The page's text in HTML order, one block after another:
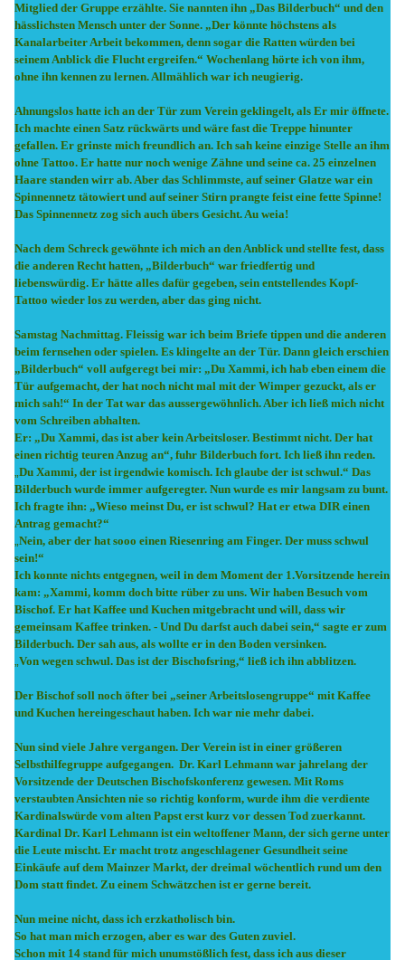
Mitglied der Gruppe erzählte. Sie nannten ihn „Das Bilderbuch“ und den
hässlichsten Mensch unter der Sonne. „Der könnte höchstens als
Kanalarbeiter Arbeit bekommen, denn sogar die Ratten würden bei
seinem Anblick die Flucht ergreifen.“ Wochenlang hörte ich von ihm,
ohne ihn kennen zu lernen. Allmählich war ich neugierig.
Ahnungslos hatte ich an der Tür zum Verein geklingelt, als Er mir öffnete.
Ich machte einen Satz rückwärts und wäre fast die Treppe hinunter
gefallen. Er grinste mich freundlich an. Ich sah keine einzige Stelle an ihm
ohne Tattoo. Er hatte nur noch wenige Zähne und seine ca. 25 einzelnen
Haare standen wirr ab. Aber das Schlimmste, auf seiner Glatze war ein
Spinnennetz tätowiert und auf seiner Stirn prangte feist eine fette Spinne!
Das Spinnennetz zog sich auch übers Gesicht. Au weia!
Nach dem Schreck gewöhnte ich mich an den Anblick und stellte fest, dass
die anderen Recht hatten, „Bilderbuch“ war friedfertig und
liebenswürdig. Er hätte alles dafür gegeben, sein entstellendes Kopf-
Tattoo wieder los zu werden, aber das ging nicht.
Samstag Nachmittag. Fleissig war ich beim Briefe tippen und die anderen
beim fernsehen oder spielen. Es klingelte an der Tür. Dann gleich erschien
„Bilderbuch“ voll aufgeregt bei mir: „Du Xammi, ich hab eben einem die
Tür aufgemacht, der hat noch nicht mal mit der Wimper gezuckt, als er
mich sah!“ In der Tat war das aussergewöhnlich. Aber ich ließ mich nicht
vom Schreiben abhalten.
Er: „Du Xammi, das ist aber kein Arbeitsloser. Bestimmt nicht. Der hat
einen richtig teuren Anzug an“, fuhr Bilderbuch fort. Ich ließ ihn reden.
Du Xammi, der ist irgendwie komisch. Ich glaube der ist schwul.“ Das
Bilderbuch wurde immer aufgeregter. Nun wurde es mir langsam zu bunt.
Ich fragte ihn: „Wieso meinst Du, er ist schwul? Hat er etwa DIR einen
Antrag gemacht?“
Nein, aber der hat sooo einen Riesenring am Finger. Der muss schwul
sein!“
Ich konnte nichts entgegnen, weil in dem Moment der 1.Vorsitzende herein
kam: „Xammi, komm doch bitte rüber zu uns. Wir haben Besuch vom
Bischof. Er hat Kaffee und Kuchen mitgebracht und will, dass wir
gemeinsam Kaffee trinken. - Und Du darfst auch dabei sein,“ sagte er zum
Bilderbuch. Der sah aus, als wollte er in den Boden versinken.
Von wegen schwul. Das ist der Bischofsring,“ ließ ich ihn abblitzen.
Der Bischof soll noch öfter bei „seiner Arbeitslosengruppe“ mit Kaffee
und Kuchen hereingeschaut haben. Ich war nie mehr dabei.
Nun sind viele Jahre vergangen. Der Verein ist in einer größeren
Selbsthilfegruppe aufgegangen. Dr. Karl Lehmann war jahrelang der
Vorsitzende der Deutschen Bischofskonferenz gewesen. Mit Roms
verstaubten Ansichten nie so richtig konform, wurde ihm die verdiente
Kardinalswürde vom alten Papst erst kurz vor dessen Tod zuerkannt.
Kardinal Dr. Karl Lehmann ist ein weltoffener Mann, der sich gerne unter
die Leute mischt. Er macht trotz angeschlagener Gesundheit seine
Einkäufe auf dem Mainzer Markt, der dreimal wöchentlich rund um den
Dom statt findet. Zu einem Schwätzchen ist er gerne bereit.
Nun meine nicht, dass ich erzkatholisch bin.
So hat man mich erzogen, aber es war des Guten zuviel.
Schon mit 14 stand für mich unumstößlich fest, dass ich aus dieser